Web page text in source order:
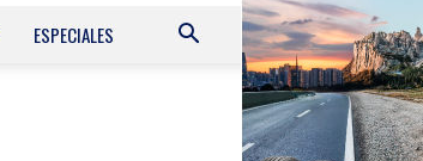
ESPECIALES